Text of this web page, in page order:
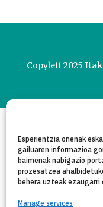
Esperientzia onenak
gailuaren informazioa
baimenak nabigazio
prozesatzea
behera uzteak
Manage services
Copyleft 2025